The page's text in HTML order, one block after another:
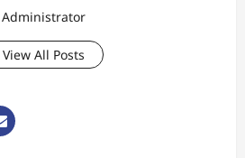
Administrator
View All Posts